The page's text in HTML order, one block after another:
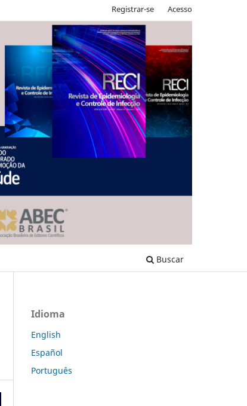
Buscar
Registrar-se Acesso
Idioma
English
Español
Português